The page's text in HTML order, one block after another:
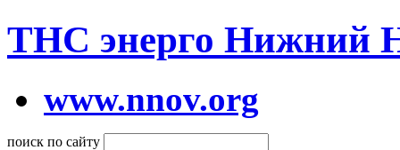
ТНС энерго Нижний
www.nnov.org
поиск по сайту